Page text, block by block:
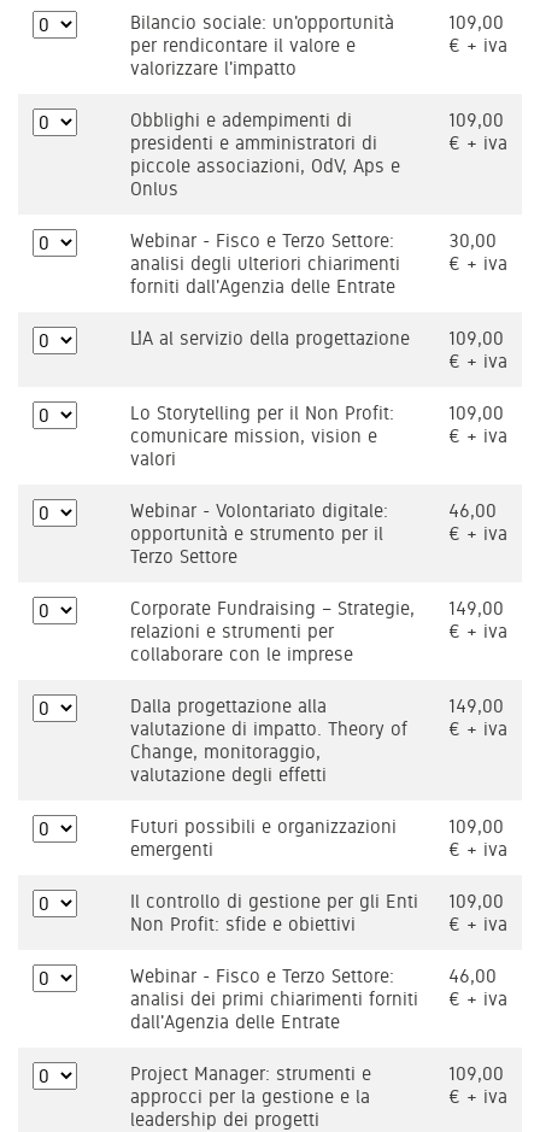
Bilancio sociale: un'opportunità
per rendicontare il valore e
valorizzare l'impatto
109,00
€ + iva
Obblighi e adempimenti di
presidenti e amministratori di
piccole associazioni, OdV, Aps e
Onlus
109,00
€ + iva
Webinar - Fisco e Terzo Settore:
analisi degli ulteriori chiarimenti
forniti dall'Agenzia delle Entrate
30,00
€ + iva
L’IA al servizio della progettazione
109,00
€ + iva
Lo Storytelling per il Non Profit:
comunicare mission, vision e
valori
109,00
€ + iva
Webinar - Volontariato digitale:
opportunità e strumento per il
Terzo Settore
46,00
€ + iva
Corporate Fundraising – Strategie,
relazioni e strumenti per
collaborare con le imprese
149,00
€ + iva
Dalla progettazione alla
valutazione di impatto. Theory of
Change, monitoraggio,
valutazione degli effetti
149,00
€ + iva
Futuri possibili e organizzazioni
emergenti
109,00
€ + iva
Il controllo di gestione per gli Enti
Non Profit: sfide e obiettivi
109,00
€ + iva
Webinar - Fisco e Terzo Settore:
analisi dei primi chiarimenti forniti
dall'Agenzia delle Entrate
46,00
€ + iva
Project Manager: strumenti e
approcci per la gestione e la
leadership dei progetti
109,00
€ + iva